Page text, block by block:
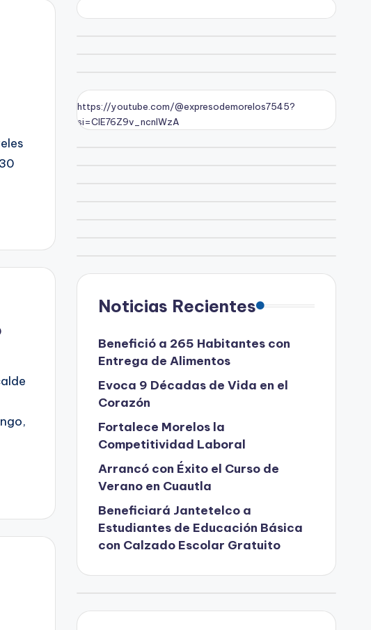
https://youtube.com/@expresodemorelos7545?
si=CIE76Z9v_ncnlWzA
Noticias Recientes
Benefició a 265 Habitantes con
Entrega de Alimentos
Evoca 9 Décadas de Vida en el
Corazón
Fortalece Morelos la
Competitividad Laboral
Arrancó con Éxito el Curso de
Verano en Cuautla
Beneficiará Jantetelco a
Estudiantes de Educación Básica
con Calzado Escolar Gratuito